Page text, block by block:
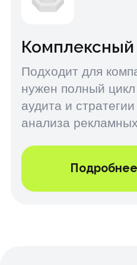
Каждый проект ведут опытные
специалисты в digital и офлайн-
маркетинге — от контекста и
PR и упаковки бренда.
Экспертный подход
которые действительно
Рост продаж